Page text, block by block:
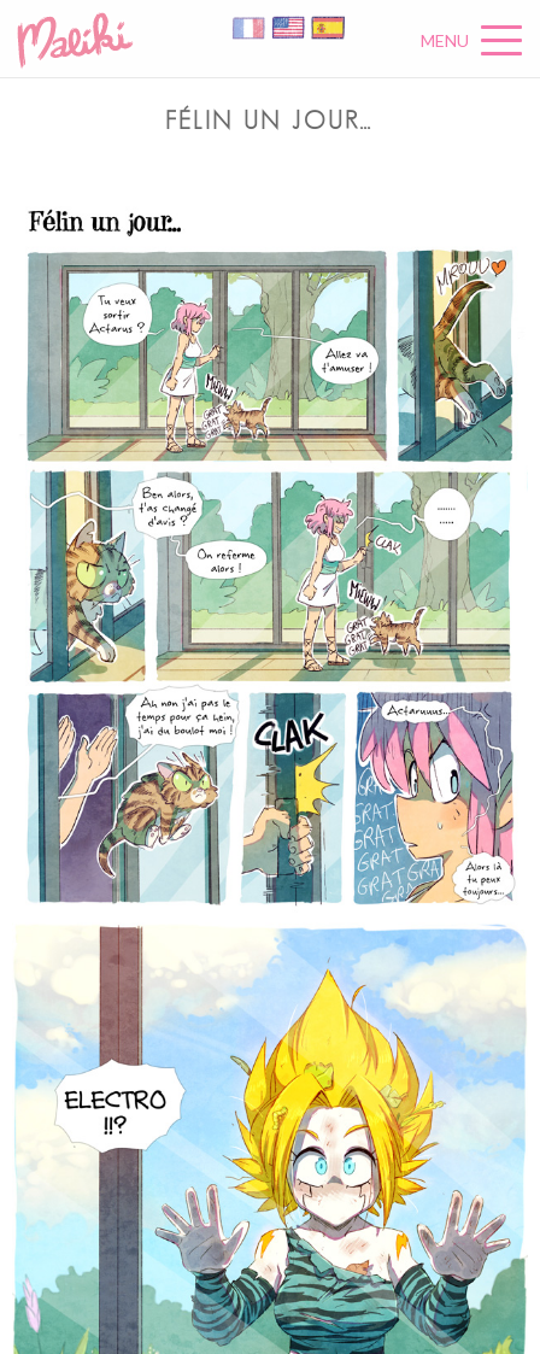
MENU
FÉLIN UN JOUR…